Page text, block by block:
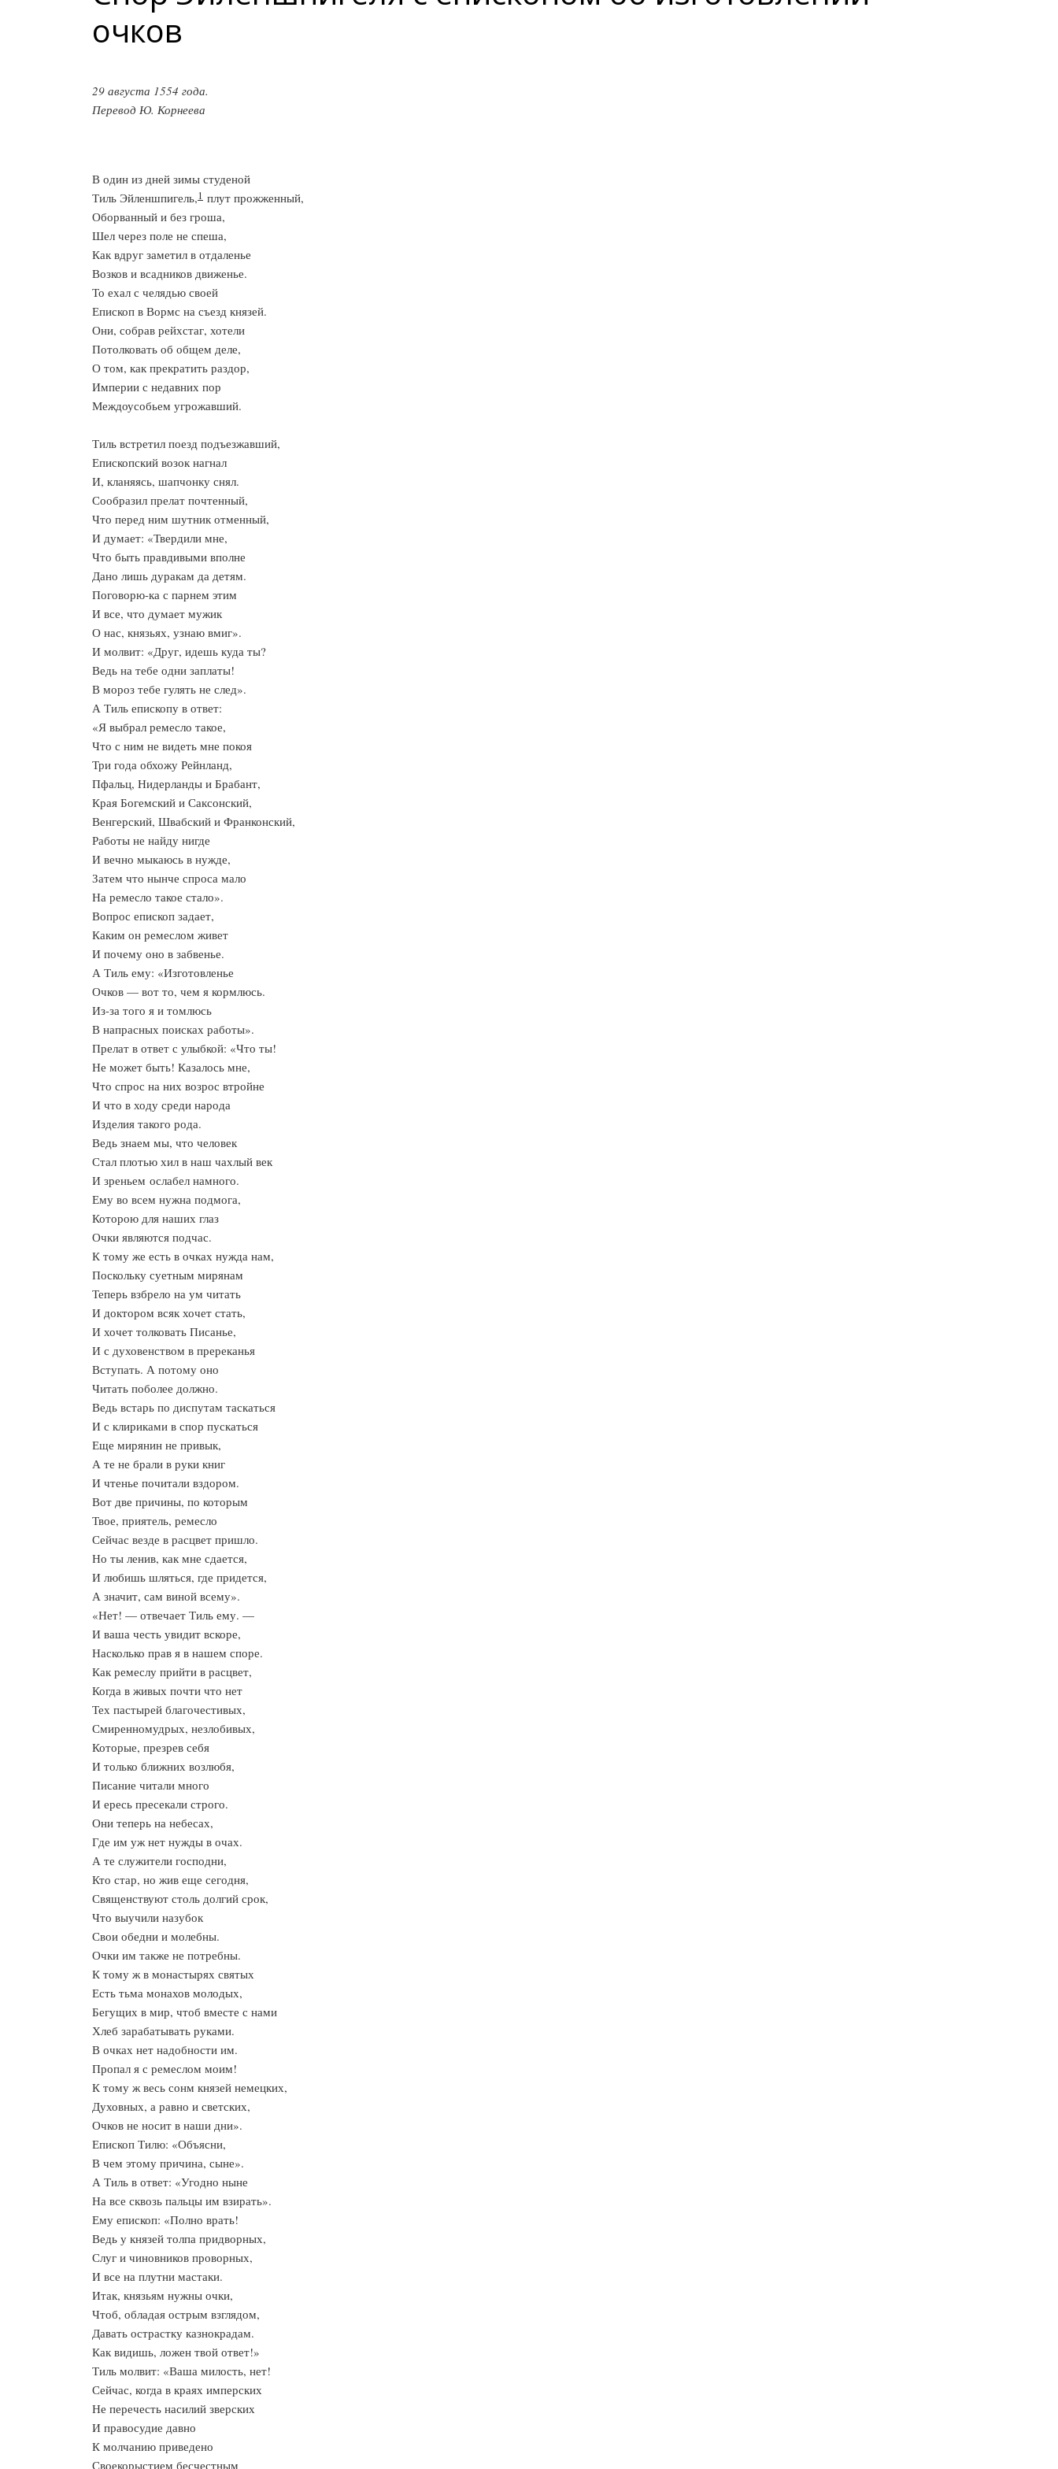
очков
29 августа 1554 года.
Перевод Ю. Корнеева
В один из дней зимы студеной
Тиль Эйленшпигель,1 плут прожженный,
Оборванный и без гроша,
Шел через поле не спеша,
Как вдруг заметил в отдаленье
Возков и всадников движенье.
То ехал с челядью своей
Епископ в Вормс на съезд князей.
Они, собрав рейхстаг, хотели
Потолковать об общем деле,
О том, как прекратить раздор,
Империи с недавних пор
Междоусобьем угрожавший.
Тиль встретил поезд подъезжавший,
Епископский возок нагнал
И, кланяясь, шапчонку снял.
Сообразил прелат почтенный,
Что перед ним шутник отменный,
И думает: «Твердили мне,
Что быть правдивыми вполне
Дано лишь дуракам да детям.
Поговорю-ка с парнем этим
И все, что думает мужик
О нас, князьях, узнаю вмиг».
И молвит: «Друг, идешь куда ты?
Ведь на тебе одни заплаты!
В мороз тебе гулять не след».
А Тиль епископу в ответ:
«Я выбрал ремесло такое,
Что с ним не видеть мне покоя
Три года обхожу Рейнланд,
Пфальц, Нидерланды и Брабант,
Края Богемский и Саксонский,
Венгерский, Швабский и Франконский,
Работы не найду нигде
И вечно мыкаюсь в нужде,
Затем что нынче спроса мало
На ремесло такое стало».
Вопрос епископ задает,
Каким он ремеслом живет
И почему оно в забвенье.
А Тиль ему: «Изготовленье
Очков — вот то, чем я кормлюсь.
Из-за того я и томлюсь
В напрасных поисках работы».
Прелат в ответ с улыбкой: «Что ты!
Не может быть! Казалось мне,
Что спрос на них возрос втройне
И что в ходу среди народа
Изделия такого рода.
Ведь знаем мы, что человек
Стал плотью хил в наш чахлый век
И зреньем ослабел намного.
Ему во всем нужна подмога,
Которою для наших глаз
Очки являются подчас.
К тому же есть в очках нужда нам,
Поскольку суетным мирянам
Теперь взбрело на ум читать
И доктором всяк хочет стать,
И хочет толковать Писанье,
И с духовенством в пререканья
Вступать. А потому оно
Читать поболее должно.
Ведь встарь по диспутам таскаться
И с клириками в спор пускаться
Еще мирянин не привык,
А те не брали в руки книг
И чтенье почитали вздором.
Вот две причины, по которым
Твое, приятель, ремесло
Сейчас везде в расцвет пришло.
Но ты ленив, как мне сдается,
И любишь шляться, где придется,
А значит, сам виной всему».
«Нет! — отвечает Тиль ему. —
И ваша честь увидит вскоре,
Насколько прав я в нашем споре.
Как ремеслу прийти в расцвет,
Когда в живых почти что нет
Тех пастырей благочестивых,
Смиренномудрых, незлобивых,
Которые, презрев себя
И только ближних возлюбя,
Писание читали много
И ересь пресекали строго.
Они теперь на небесах,
Где им уж нет нужды в очах.
А те служители господни,
Кто стар, но жив еще сегодня,
Священствуют столь долгий срок,
Что выучили назубок
Свои обедни и молебны.
Очки им также не потребны.
К тому ж в монастырях святых
Есть тьма монахов молодых,
Бегущих в мир, чтоб вместе с нами
Хлеб зарабатывать руками.
В очках нет надобности им.
Пропал я с ремеслом моим!
К тому ж весь сонм князей немецких,
Духовных, а равно и светских,
Очков не носит в наши дни».
Епископ Тилю: «Объясни,
В чем этому причина, сыне».
А Тиль в ответ: «Угодно ныне
На все сквозь пальцы им взирать».
Ему епископ: «Полно врать!
Ведь у князей толпа придворных,
Слуг и чиновников проворных,
И все на плутни мастаки.
Итак, князьям нужны очки,
Чтоб, обладая острым взглядом,
Давать острастку казнокрадам.
Как видишь, ложен твой ответ!»
Тиль молвит: «Ваша милость, нет!
Сейчас, когда в краях имперских
Не перечесть насилий зверских
И правосудие давно
К молчанию приведено
Своекорыстием бесчестным